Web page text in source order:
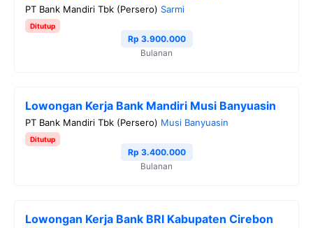
PT Bank Mandiri Tbk (Persero) Sarmi
Ditutup
Rp 3.900.000
Bulanan
Lowongan Kerja Bank Mandiri Musi Banyuasin
PT Bank Mandiri Tbk (Persero) Musi Banyuasin
Ditutup
Rp 3.400.000
Bulanan
Lowongan Kerja Bank BRI Kabupaten Cirebon